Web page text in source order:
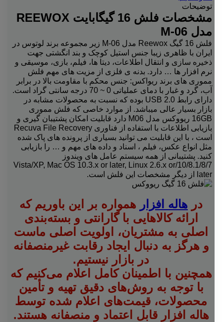
توضیحات
مشخصات فلش 16 گیگابایت REEWOX
مدل M-06
فلش 16 گیگ Reewox مدل M-06 زیر مجموعه برند لوتوس در
ایران با ظاهری زیبا جنس استیل کوچک و بند انگشتی جهت
ذخیره سازی و انتقال اطلاعات، دیتا ها، فیلم، بازی، موسیقی و
نرم افزار ها … دارد. بدنه ی فلزی از مزیت های مهم فلش
مموری های برند ریواکس: جنس محکم با مقاومت بالا در برابر
آب، گرد و غبار با دمای عملیاتی 0 ~ 70 درجه سانتی گراد است.
دارای رابط USB 2.0 بوده که نسبت به محصولات مشابه در
بازار بسیار عالی میباشد. از موارد خاصی که فلش مموری
16GB ریووکس مدل M06 دارد قابلیت امکان پشتیبان گیری و
بازیابی اطلاعات با استفاده از فناوری Recuva File Recovery
است ، با این قابلیت می توانید بسیاری از پرونده های پاک شده
مثل انواع عکس، فیلم ، اسناد و داده های مهم و … را بازیابی
کنید. پشتیبانی از همه سیستم عامل های ویندوز
10/8.1/8/7/Vista/XP, Mac OS 10.3.x or later, Linux 2.6.x or
later از دیگر مشخصات این فلش است.
در هاله افزار همواره بر این باوریم که
ارائه کالاهایی با گارانتی و بسته‌بندی
اصلی به مشتریان، اولویت اصلی ماست
و هرگز به دنبال ایجاد رقابت غیرمنصفانه
در بازار نیستیم.
همچنین با اطمینان کامل اعلام می‌کنیم که
با توجه به روش‌های دقیق تهیه و تأمین
محصولات، قیمت‌های اعلام شده توسط
هاله افزار قابل اعتماد و منصفانه هستند.